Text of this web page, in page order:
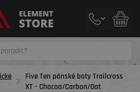
Five Ten pánské boty Trailcross
XT - Chacoa/Carbon/Oat